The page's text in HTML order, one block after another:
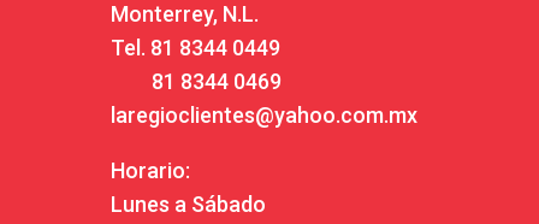
Monterrey, N.L.
Tel. 81 8344 0449
81 8344 0469
laregioclientes@yahoo.com.mx
Horario:
Lunes a Sábado